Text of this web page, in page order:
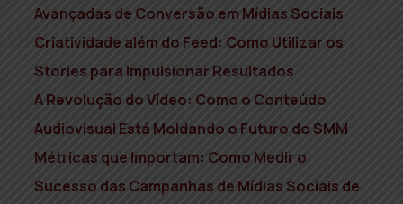
Avançadas de Conversão em Mídias Sociais
Criatividade além do Feed: Como Utilizar os
Stories para Impulsionar Resultados
A Revolução do Vídeo: Como o Conteúdo
Audiovisual Está Moldando o Futuro do SMM
Métricas que Importam: Como Medir o
Sucesso das Campanhas de Mídias Sociais de